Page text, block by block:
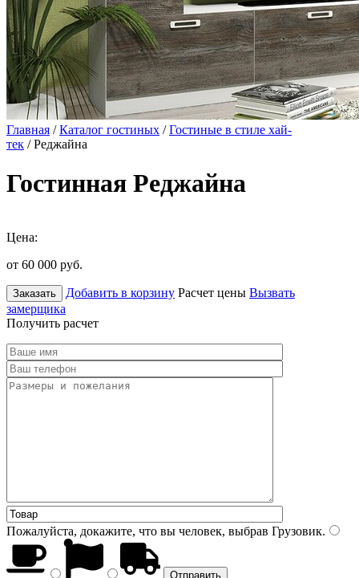
Главная /Каталог гостиных /Гостиные в стиле хай-
тек / Реджайна
Гостинная Реджайна
Цена:
от 60 000 руб.
Заказать Добавить в корзину Расчет цены Вызвать
замерщика
Получить расчет
Пожалуйста, докажите, что вы человек, выбрав Грузовик.